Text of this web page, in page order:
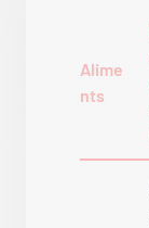
Alime
nts